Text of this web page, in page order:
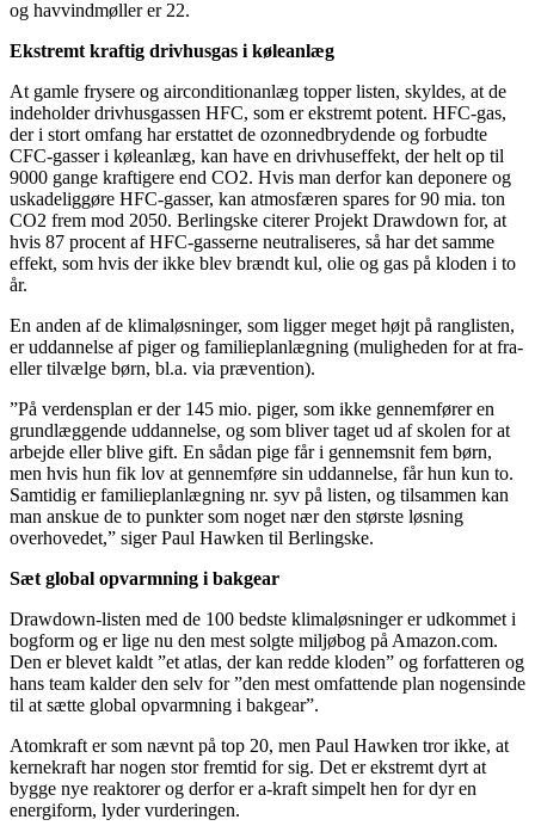
og havvindmøller er 22.
Ekstremt kraftig drivhusgas i køleanlæg
At gamle frysere og airconditionanlæg topper listen, skyldes, at de
indeholder drivhusgassen HFC, som er ekstremt potent. HFC-gas,
der i stort omfang har erstattet de ozonnedbrydende og forbudte
CFC-gasser i køleanlæg, kan have en drivhuseffekt, der helt op til
9000 gange kraftigere end CO2. Hvis man derfor kan deponere og
uskadeliggøre HFC-gasser, kan atmosfæren spares for 90 mia. ton
CO2 frem mod 2050. Berlingske citerer Projekt Drawdown for, at
hvis 87 procent af HFC-gasserne neutraliseres, så har det samme
effekt, som hvis der ikke blev brændt kul, olie og gas på kloden i to
år.
En anden af de klimaløsninger, som ligger meget højt på ranglisten,
er uddannelse af piger og familieplanlægning (muligheden for at fra-
eller tilvælge børn, bl.a. via prævention).
”På verdensplan er der 145 mio. piger, som ikke gennemfører en
grundlæggende uddannelse, og som bliver taget ud af skolen for at
arbejde eller blive gift. En sådan pige får i gennemsnit fem børn,
men hvis hun fik lov at gennemføre sin uddannelse, får hun kun to.
Samtidig er familieplanlægning nr. syv på listen, og tilsammen kan
man anskue de to punkter som noget nær den største løsning
overhovedet,” siger Paul Hawken til Berlingske.
Sæt global opvarmning i bakgear
Drawdown-listen med de 100 bedste klimaløsninger er udkommet i
bogform og er lige nu den mest solgte miljøbog på Amazon.com.
Den er blevet kaldt ”et atlas, der kan redde kloden” og forfatteren og
hans team kalder den selv for ”den mest omfattende plan nogensinde
til at sætte global opvarmning i bakgear”.
Atomkraft er som nævnt på top 20, men Paul Hawken tror ikke, at
kernekraft har nogen stor fremtid for sig. Det er ekstremt dyrt at
bygge nye reaktorer og derfor er a-kraft simpelt hen for dyr en
energiform, lyder vurderingen.